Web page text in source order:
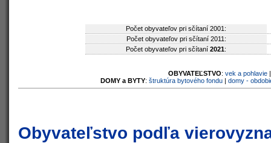
Počet obyvateľov pri sčítaní 2001:
Počet obyvateľov pri sčítaní 2011:
Počet obyvateľov pri sčítaní 2021:
OBYVATEĽSTVO: vek a pohlavie
DOMY a BYTY: štruktúra bytového fondu| domy -
Obyvateľstvo podľa